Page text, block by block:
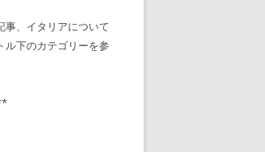
事、イタリアについて
ル下のカテゴリーを参